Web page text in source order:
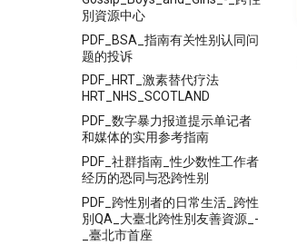
別資源中心
PDF_BSA_指南有关性别认同问
题的投诉
PDF_HRT_激素替代疗法
HRT_NHS_SCOTLAND
PDF_数字暴力报道提示单记者
和媒体的实用参考指南
PDF_社群指南_性少数性工作者
经历的恐同与恐跨性别
PDF_跨性別者的日常生活_跨性
別QA_大臺北跨性別友善資源_-
_臺北市首座